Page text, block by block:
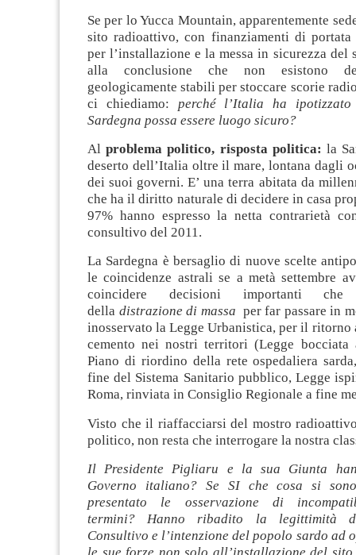
Se per lo Yucca Mountain, apparentemente
sito radioattivo, con finanziamenti di portata
per l’installazione e la messa in sicurezza del
alla conclusione che non esistono
geologicamente stabili per stoccare scorie
ci chiediamo: perché l’Italia ha
Sardegna possa essere luogo sicuro?
Alproblema politico, risposta politica: la
deserto dell’Italia oltre il mare, lontana dagli
dei suoi governi. E’ una terra abitata da
che ha il diritto naturale di decidere in casa
97% hanno espresso la netta contrarietà
consultivo del 2011.
La Sardegna è bersaglio di nuove scelte
le coincidenze astrali se a metà settembre
coincidere decisioni importanti che
della distrazione di massa per far passare in
inosservato la Legge Urbanistica, per il
cemento nei nostri territori (Legge
Piano di riordino della rete ospedaliera
fine del Sistema Sanitario pubblico, Legge
Roma, rinviata in Consiglio Regionale a fine
Visto che il riaffacciarsi del mostro
politico, non resta che interrogare la nostra
Il Presidente Pigliaru e la sua Giunta
Governo italiano? Se SI che cosa si
presentato le osservazione di
termini? Hanno ribadito la legittimità
Consultivo e l’intenzione del popolo sardo ad